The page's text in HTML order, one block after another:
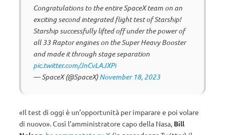
Congratulations to the entire SpaceX team on an
exciting second integrated flight test of Starship!
Starship successfully lifted off under the power of
all 33 Raptor engines on the Super Heavy Booster
and made it through stage separation
pic.twitter.com/JnCvLAJXPi
— SpaceX (@SpaceX)November 18, 2023
«Il test di oggi è un’opportunità per imparare e poi volare
di nuovo». Così l’amministratore capo della Nasa, Bill